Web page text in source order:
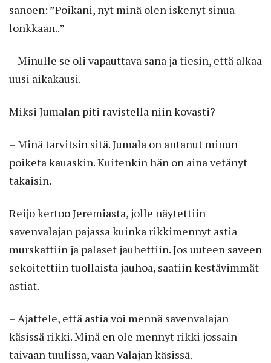
sanoen: ”Poikani, nyt minä olen iskenyt sinua
lonkkaan..”
– Minulle se oli vapauttava sana ja tiesin, että alkaa
uusi aikakausi.
Miksi Jumalan piti ravistella niin kovasti?
– Minä tarvitsin sitä. Jumala on antanut minun
poiketa kauaskin. Kuitenkin hän on aina vetänyt
takaisin.
Reijo kertoo Jeremiasta, jolle näytettiin
savenvalajan pajassa kuinka rikkimennyt astia
murskattiin ja palaset jauhettiin. Jos uuteen saveen
sekoitettiin tuollaista jauhoa, saatiin kestävimmät
astiat.
– Ajattele, että astia voi mennä savenvalajan
käsissä rikki. Minä en ole mennyt rikki jossain
taivaan tuulissa, vaan Valajan käsissä.